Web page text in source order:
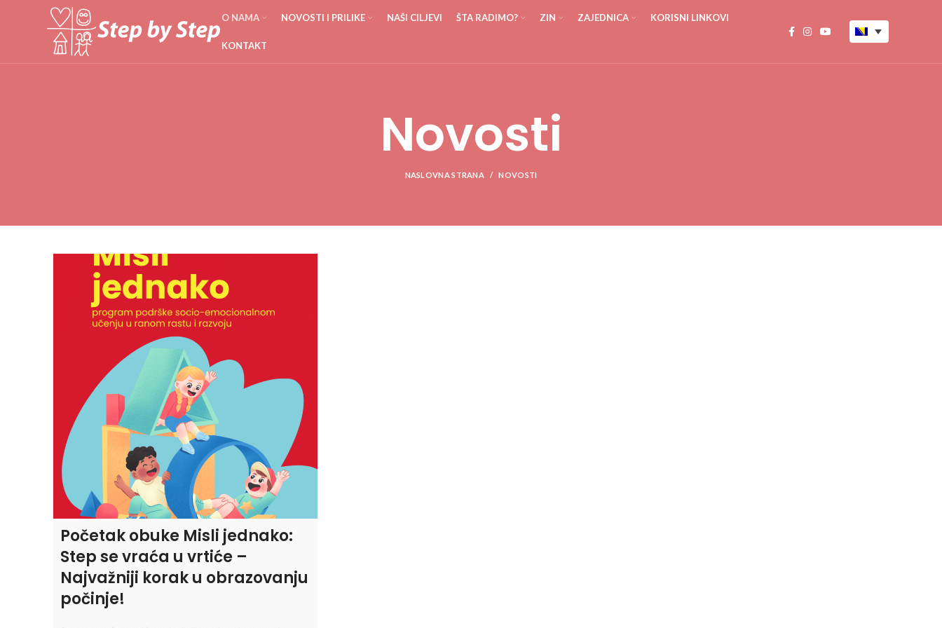
O NAMA NOVOSTI I PRILIKE NAŠI CILJEVI ŠTA RADIMO? ZIN ZAJEDNICA KORISNI LINKOVI
KONTAKT
Novosti
NASLOVNA STRANA NOVOSTI
Početak obuke Misli jednako:
Step se vraća u vrtiće –
Najvažniji korak u obrazovanju
počinje!